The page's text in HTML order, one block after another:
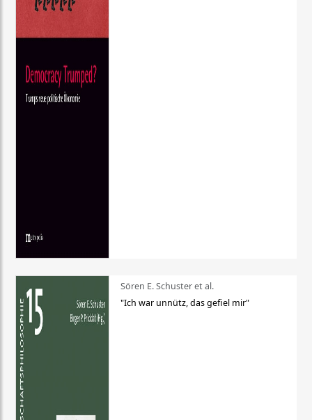
Sören E. Schuster et al.
"Ich war unnütz, das gefiel mir"